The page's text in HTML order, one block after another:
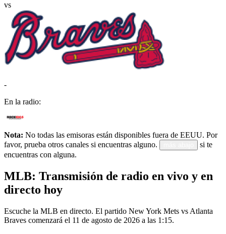
vs
-
En la radio:
Nota: No todas las emisoras están disponibles fuera de EEUU. Por
favor, prueba otros canales si encuentras alguno.
si te
encuentras con alguna.
MLB: Transmisión de radio en vivo y en
directo hoy
Escuche la MLB en directo. El partido New York Mets vs Atlanta
Braves comenzará el 11 de agosto de 2026 a las 1:15.